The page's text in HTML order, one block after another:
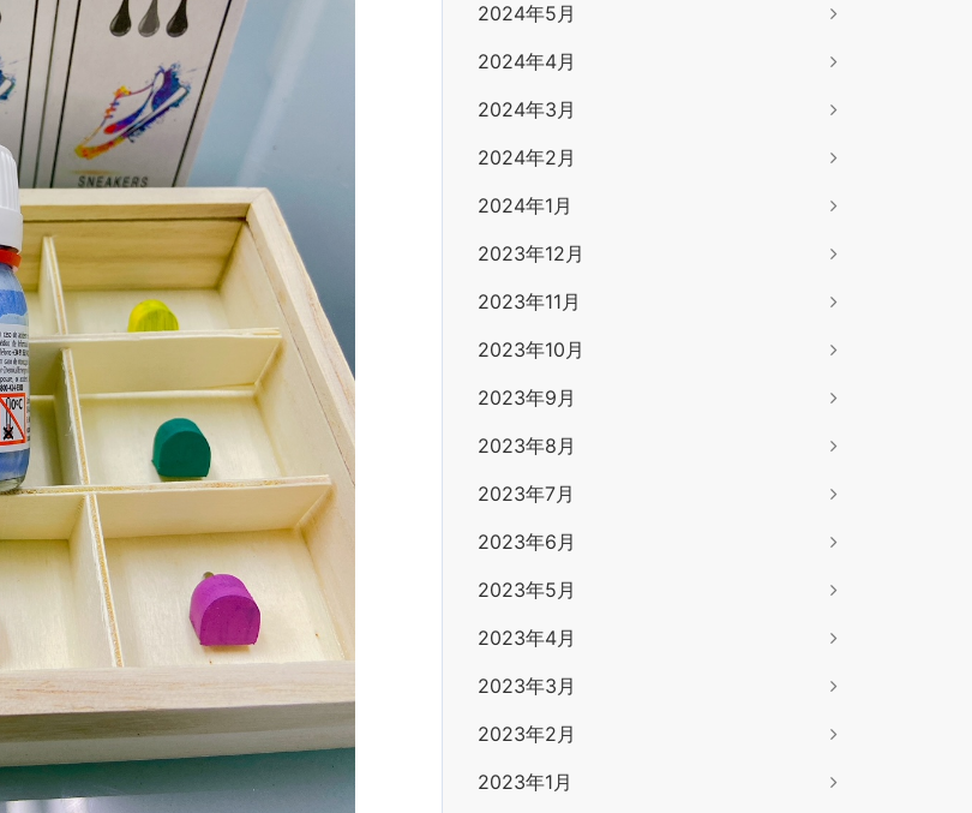
2024年5月
2024年4月
2024年3月
2024年2月
2024年1月
2023年12月
2023年11月
2023年10月
2023年9月
2023年8月
2023年7月
2023年6月
2023年5月
2023年4月
2023年3月
2023年2月
2023年1月